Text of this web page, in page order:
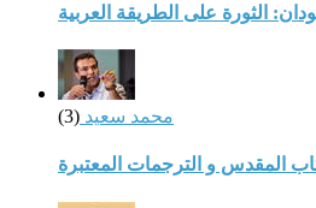
الثورة على الطريقة العربية
محمد سعيد (3)
المقدس و الترجمات المعتبرة